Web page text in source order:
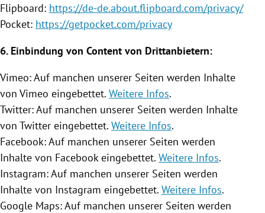
Flipboard: https://de-de.about.flipboard.com/privacy/
Pocket: https://getpocket.com/privacy
6. Einbindung von Content von Drittanbietern:
Vimeo: Auf manchen unserer Seiten werden Inhalte
von Vimeo eingebettet. Weitere Infos.
Twitter: Auf manchen unserer Seiten werden Inhalte
von Twitter eingebettet. Weitere Infos.
Facebook: Auf manchen unserer Seiten werden
Inhalte von Facebook eingebettet. Weitere Infos.
Instagram: Auf manchen unserer Seiten werden
Inhalte von Instagram eingebettet. Weitere Infos.
Google Maps: Auf manchen unserer Seiten werden